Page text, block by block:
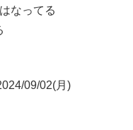
なってる
09/02(月)